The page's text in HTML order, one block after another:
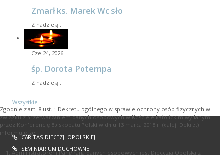
Zmarł ks. Marek Wcisło
Z nadzieją…
Cze 24, 2026
śp. Dorota Potempa
Z nadzieją…
Wszystkie
CARITAS DIECEZJI OPOLSKIEJ
SEMINIARIUM DUCHOWNE
Zgodnie z art. 8 ust. 1 Dekretu ogólnego w sprawie ochrony osób fizycznych w
związku z przetwarzaniem danych osobowych w Kościele katolickim wydanym
przez Konferencję Episkopatu Polski w dniu 13 marca 2018 r. (dalej: Dekret)
informuję, że:
Administratorem Pani/Pana danych osobowych jest Diecezja Opolska z